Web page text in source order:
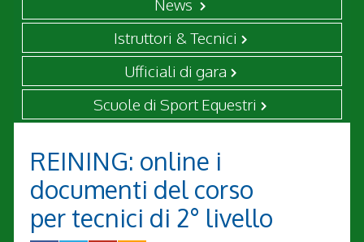
News
Istruttori & Tecnici
Ufficiali di gara
Scuole di Sport Equestri
REINING: online i
documenti del corso
per tecnici di 2° livello